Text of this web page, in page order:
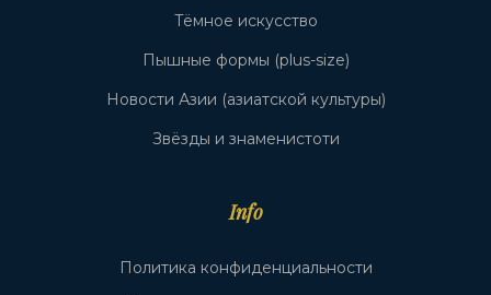
Тёмное искусство
Пышные формы (plus-size)
Новости Азии (азиатской культуры)
Звёзды и знаменистоти
Info
Политика конфиденциальности